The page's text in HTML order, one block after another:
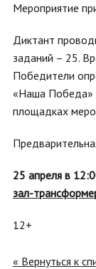
Мероприятие
Диктант
заданий – 25.
Победители
«Наша Победа»
площадках
25 апреля в
зал-
12+
« Вернуться к